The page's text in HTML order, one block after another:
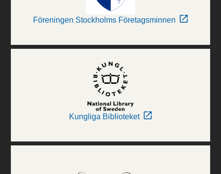
Föreningen Stockholms Företagsminnen
Kungliga Biblioteket